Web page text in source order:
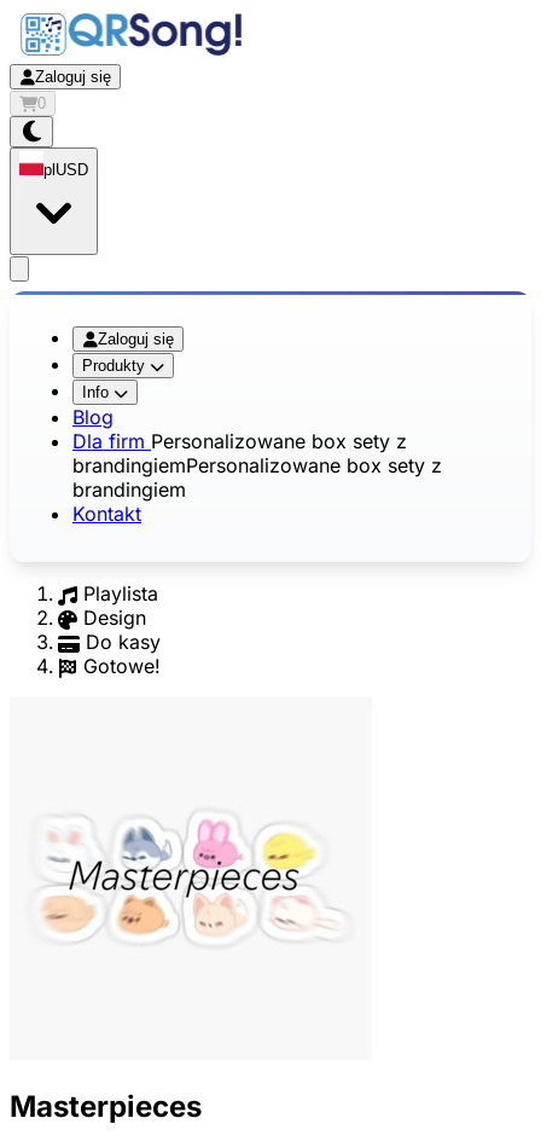
Zaloguj się
0
pl USD
Zaloguj się
Produkty
Info
Blog
Dla firm Personalizowane box sety z
brandingiemPersonalizowane box sety z
brandingiem
Kontakt
Playlista
Design
Do kasy
Gotowe!
Masterpieces